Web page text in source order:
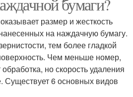
размер и жесткость
на наждачную бумагу.
тем более гладкой
Чем меньше номер,
но скорость удаления
Существует 6 основных видов